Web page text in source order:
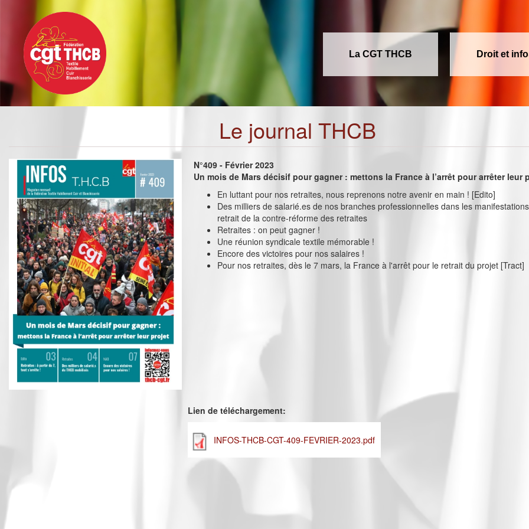
contenu
principal
La CGT THCB Droit et
Le journal THCB
N°409 - Février 2023
Un mois de Mars décisif pour gagner : mettons la France à l’arrêt pour arrêter leur
En luttant pour nos retraites, nous reprenons notre avenir en main ! [Edito]
Des milliers de salarié.es de nos branches professionnelles dans les
retrait de la contre-réforme des retraites
Retraites : on peut gagner !
Une réunion syndicale textile mémorable !
Encore des victoires pour nos salaires !
Pour nos retraites, dès le 7 mars, la France à l'arrêt pour le retrait du projet [Tract]
Lien de téléchargement:
INFOS-THCB-CGT-409-FEVRIER-2023.pdf